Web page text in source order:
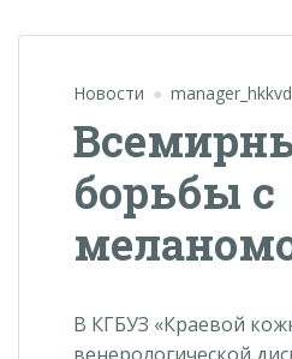
Новости manager_hkkvd
борьбы с
В КГБУЗ «Краевой